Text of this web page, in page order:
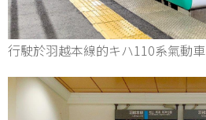
行駛於羽越本線的キハ110系氣動車